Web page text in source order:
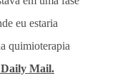
eu estaria
quimioterapia
Daily Mail.